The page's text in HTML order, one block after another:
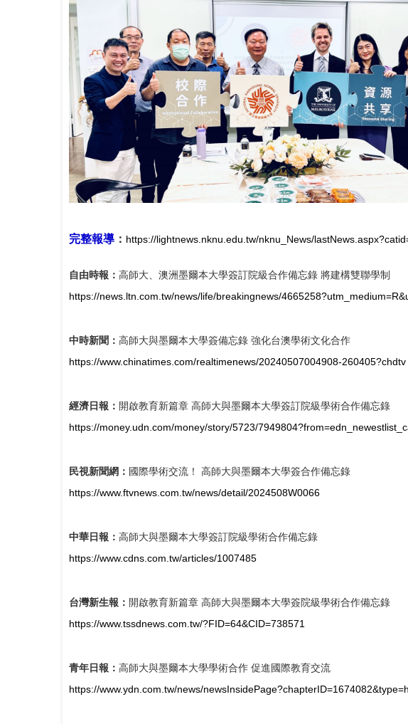
完整報導 ： https://lightnews.nknu.edu.tw/nknu_News/
自由時報： 高師大、澳洲墨爾本大學簽訂院級合作備忘錄 將建構雙聯學制
https://news.ltn.com.tw/news/life/breakingnews/
中時新聞： 高師大與墨爾本大學簽備忘錄 強化台澳學術文化合作
https://www.chinatimes.com/realtimenews/20240507004908-260405?chdtv
經濟日報： 開啟教育新篇章 高師大與墨爾本大學簽訂院級學術合作備忘錄
https://money.udn.com/money/story/5723/
民視新聞網： 國際學術交流！ 高師大與墨爾本大學簽合作備忘錄
https://www.ftvnews.com.tw/news/detail/2024508W0066
中華日報： 高師大與墨爾本大學簽訂院級學術合作備忘錄
https://www.cdns.com.tw/articles/1007485
台灣新生報： 開啟教育新篇章 高師大與墨爾本大學簽院級學術合作備忘錄
https://www.tssdnews.com.tw/?FID=64&CID=738571
青年日報： 高師大與墨爾本大學學術合作 促進國際教育交流
https://www.ydn.com.tw/news/